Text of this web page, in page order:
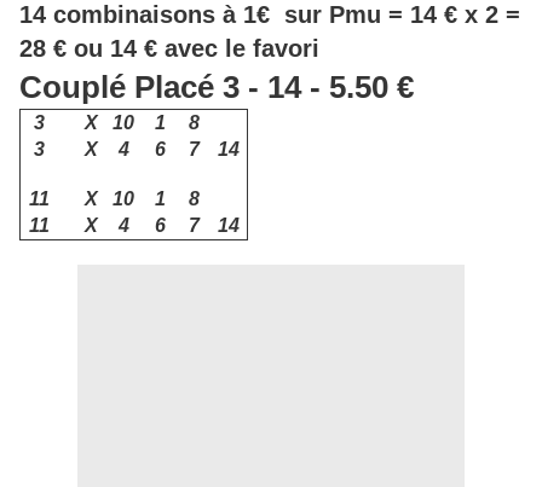
14 combinaisons à 1€ sur Pmu = 14 € x 2 =
28 € ou 14 € avec le favori
Couplé Placé 3 - 14 - 5.50 €
3 X 10 1
8
3
X 4 6 7 14
11 X 10 1
8
11
X 4 6 7 14